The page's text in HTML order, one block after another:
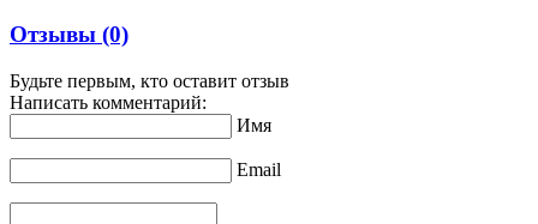
Отзывы (0)
Будьте первым, кто оставит отзыв
Написать комментарий:
Имя
Email